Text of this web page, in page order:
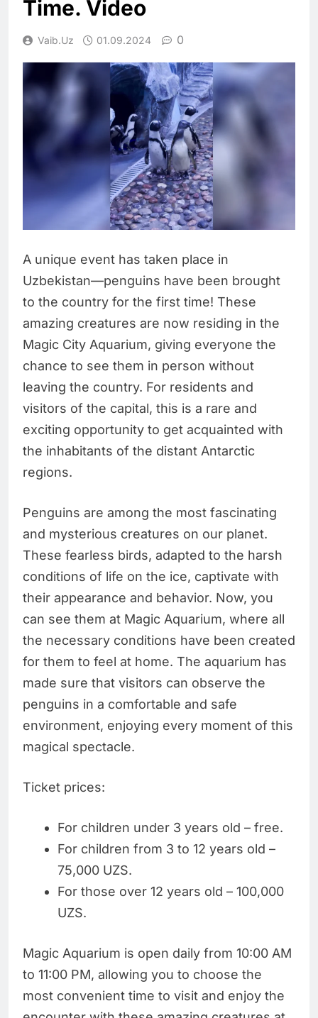
Time. Video
Vaib.uz 01.09.2024 0
A unique event has taken place in
Uzbekistan—penguins have been brought
to the country for the first time! These
amazing creatures are now residing in the
Magic City Aquarium, giving everyone the
chance to see them in person without
leaving the country. For residents and
visitors of the capital, this is a rare and
exciting opportunity to get acquainted with
the inhabitants of the distant Antarctic
regions.
Penguins are among the most fascinating
and mysterious creatures on our planet.
These fearless birds, adapted to the harsh
conditions of life on the ice, captivate with
their appearance and behavior. Now, you
can see them at Magic Aquarium, where all
the necessary conditions have been created
for them to feel at home. The aquarium has
made sure that visitors can observe the
penguins in a comfortable and safe
environment, enjoying every moment of this
magical spectacle.
Ticket prices:
For children under 3 years old – free.
For children from 3 to 12 years old –
75,000 UZS.
For those over 12 years old – 100,000
UZS.
Magic Aquarium is open daily from 10:00 AM
to 11:00 PM, allowing you to choose the
most convenient time to visit and enjoy the